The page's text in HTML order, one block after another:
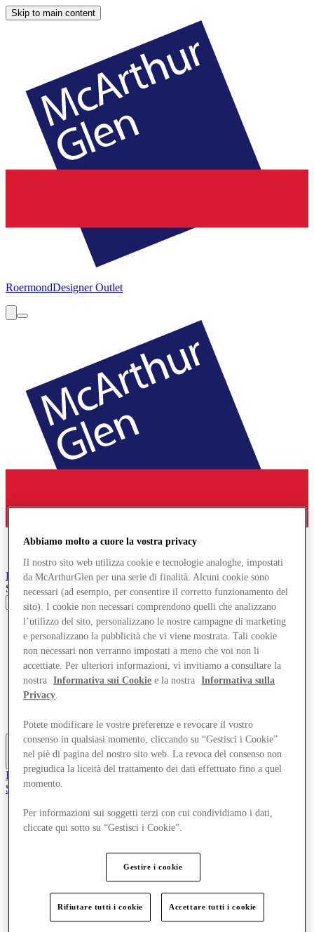
Skip to main content
RoermondDesigner Outlet
RoermondDesigner Outlet
Search input
Negozi
Offerte
Pianifica la tua visita
Cosa c'è in programma
Mangia e Bevi
Servizi
Scopri la regione
Il Club
Salvata
Negozi
Offerte
Cosa c'è in programma
Gift Card
Abbiamo molto a cuore la vostra privacy
Il nostro sito web utilizza cookie e tecnologie analoghe, impostati
da McArthurGlen per una serie di finalità. Alcuni cookie sono
necessari (ad esempio, per consentire il corretto funzionamento del
sito). I cookie non necessari comprendono quelli che analizzano
l’utilizzo del sito, personalizzano le nostre campagne di marketing
e personalizzano la pubblicità che vi viene mostrata. Tali cookie
non necessari non verranno impostati a meno che voi non li
accettiate. Per ulteriori informazioni, vi invitiamo a consultare la
nostra
Informativa sui Cookie e la nostra
Informativa sulla
Privacy
Potete modificare le vostre preferenze e revocare il vostro
consenso in qualsiasi momento, cliccando su “Gestisci i Cookie”
nel piè di pagina del nostro sito web. La revoca del consenso non
pregiudica la liceità del trattamento dei dati effettuato fino a quel
momento.
Per informazioni sui soggetti terzi con cui condividiamo i dati,
cliccate qui sotto su “Gestisci i Cookie”.
Gestire i cookie
Rifiutare tutti i cookie Accettare tutti i cookie